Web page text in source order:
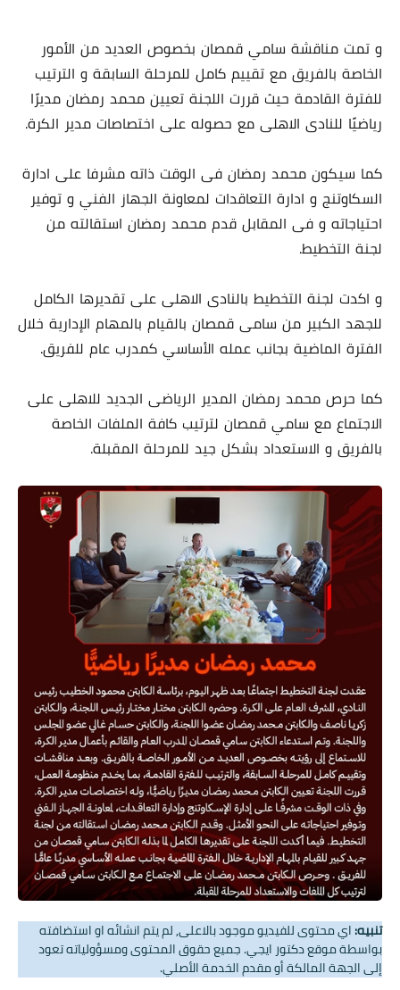
و تمت مناقشة سامي قمصان بخصوص العديد من الأمور
الخاصة بالفريق مع تقييم كامل للمرحلة السابقة و الترتيب
للفترة القادمة حيث قررت اللجنة تعيين محمد رمضان مديرًا
رياضيًا للنادى الاهلى مع حصوله على اختصاصات مدير الكرة.
كما سيكون محمد رمضان فى الوقت ذاته مشرفا على ادارة
السكاوتنج و ادارة التعاقدات لمعاونة الجهاز الفني و توفير
احتياجاته و فى المقابل قدم محمد رمضان استقالته من
لجنة التخطيط.
و اكدت لجنة التخطيط بالنادى الاهلى على تقديرها الكامل
للجهد الكبير من سامى قمصان بالقيام بالمهام الإدارية خلال
الفترة الماضية بجانب عمله الأساسي كمدرب عام للفريق.
كما حرص محمد رمضان المدير الرياضى الجديد للاهلى على
الاجتماع مع سامي قمصان لترتيب كافة الملفات الخاصة
بالفريق و الاستعداد بشكل جيد للمرحلة المقبلة.
تنبيه:اي محتوى للفيديو موجود بالاعلى, لم يتم انشائه او استضافته
بواسطة موقع دكتور ايجي. جميع حقوق المحتوى ومسؤولياته تعود
إلى الجهة المالكة أو مقدم الخدمة الأصلي.